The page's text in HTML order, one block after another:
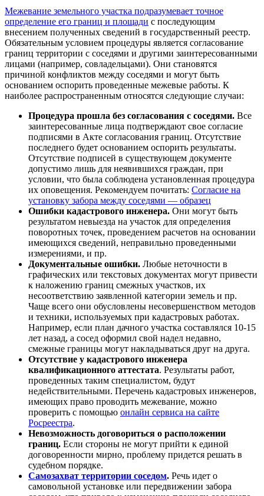
Межевание земельного участка подразумевает точное
определение его границ и площади с последующим
внесением полученных сведений в государственный реестр.
Обязательным условием процедуры является согласование
границ территории с соседями и другими заинтересованными
лицами (например, совладельцами). Они становятся
причиной конфликтов между соседями и могут быть
основанием оспорить проведенные межевые работы. К
наиболее распространенным относятся следующие случаи:
Процедура прошла без согласования с соседями. Все
заинтересованные лица подтверждают свое согласие
подписями в Акте согласования границ. Отсутствие
последнего будет основанием оспорить результаты.
Отсутствие подписей в существующем документе
допустимо лишь для неявившихся граждан, при
условии, что была соблюдена установленная процедура
их оповещения. Рекомендуем почитать: Согласие на
установку забора между соседями — образец
Ошибки кадастрового инженера. Они могут быть
результатом невыезда на участок для определения
поворотных точек, проведением расчетов на основании
имеющихся сведений, неправильно проведенными
измерениями, и пр.
Документальные ошибки. Любые неточности в
графических или текстовых документах могут привести
к наложению границ смежных участков, их
несоответствию заявленной категории земель и пр.
Чаще всего они обусловлены несовершенством методов
и техники, используемых при кадастровых работах.
Например, если план дачного участка составлялся 10-15
лет назад, а сосед оформил свой надел недавно,
смежные границы могут накладываться друг на друга.
Отсутствие у кадастрового инженера
квалификационного аттестата. Результаты работ,
проведенных таким специалистом, будут
недействительными. Перечень кадастровых инженеров,
имеющих право проводить межевание, можно
проверить с помощью онлайн сервиса на сайте
Росреестра.
Невозможность договориться о расположении
границ. Если стороны не могут прийти к единой
договоренности мирно, проблему придется решать в
судебном порядке.
Самозахват территории соседом. Речь идет о
самовольной установке или передвижении забора